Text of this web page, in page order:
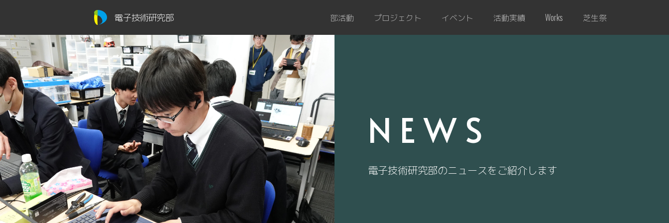
電子技術研究部 部活動 プロジェクト イベント 活動実績 Works 芝生祭
NEWS
電子技術研究部のニュースをご紹介します